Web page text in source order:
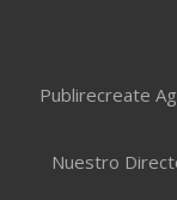
Publirecreate
Nuestro